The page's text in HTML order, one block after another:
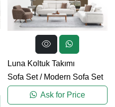
Luna Koltuk Takımı
Sofa Set/ Modern Sofa Set
Ask for Price